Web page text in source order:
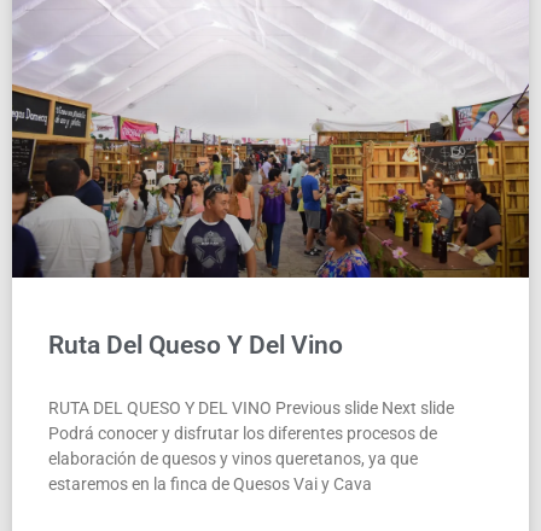
Ruta Del Queso Y Del Vino
RUTA DEL QUESO Y DEL VINO Previous slide Next slide
Podrá conocer y disfrutar los diferentes procesos de
elaboración de quesos y vinos queretanos, ya que
estaremos en la finca de Quesos Vai y Cava